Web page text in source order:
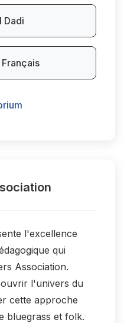
Dadi
l'excellence
qui
Association.
l'univers du
cette approche
bluegrass et folk.